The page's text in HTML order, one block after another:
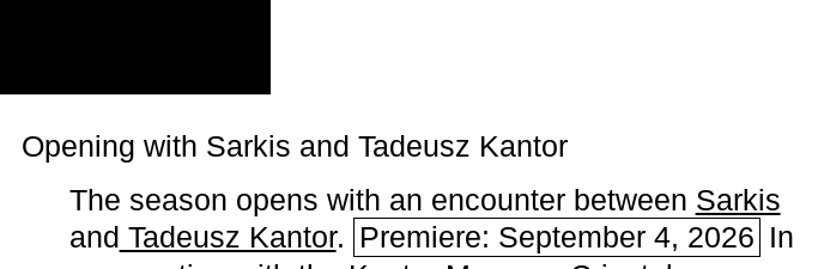
Opening with Sarkis and Tadeusz Kantor
The season opens with an encounter between Sarkis
and Tadeusz Kantor. Premiere: September 4, 2026 In